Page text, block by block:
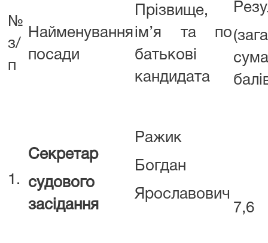
№
з/
п
Найменування
посади
Прізвище,
ім’я та по
батькові
кандидата
сума
1.
Секретар
судового
засідання
Ражик
Богдан
Ярославович
7,6